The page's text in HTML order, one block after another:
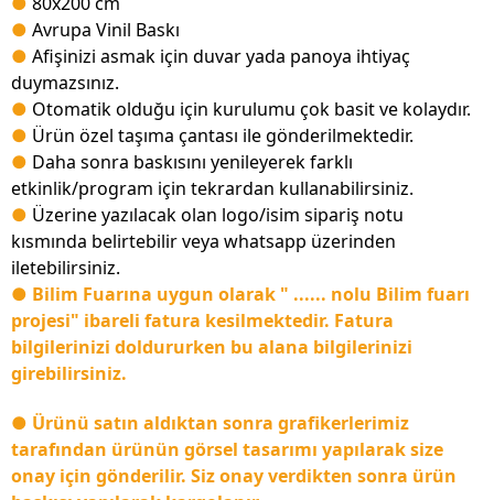
● Avrupa Vinil Baskı
● Afişinizi asmak için duvar yada panoya ihtiyaç
duymazsınız.
● Otomatik olduğu için kurulumu çok basit ve kolaydır.
● Ürün özel taşıma çantası ile gönderilmektedir.
● Daha sonra baskısını yenileyerek farklı
etkinlik/program için tekrardan kullanabilirsiniz.
● Üzerine yazılacak olan logo/isim sipariş notu
kısmında belirtebilir veya whatsapp üzerinden
iletebilirsiniz.
● Bilim Fuarına uygun olarak " ...... nolu Bilim fuarı
projesi" ibareli fatura kesilmektedir. Fatura
bilgilerinizi doldururken bu alana bilgilerinizi
girebilirsiniz.
● Ürünü satın aldıktan sonra grafikerlerimiz
tarafından ürünün görsel tasarımı yapılarak size
onay için gönderilir. Siz onay verdikten sonra ürün